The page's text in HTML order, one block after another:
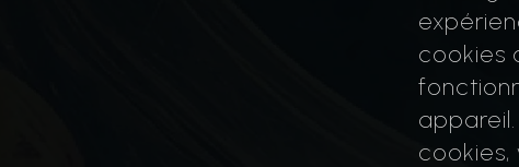
cookies
cookies,